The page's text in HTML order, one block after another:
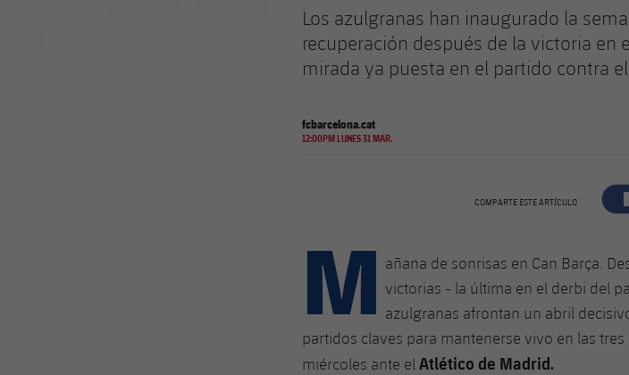
Los azulgranas han inaugurado la
recuperación después de la victoria en
mirada ya puesta en el partido contra
fcbarcelona.cat
12:00PM LUNES 31 MAR.
COMPARTE ESTE ARTÍCULO
M añana de sonrisas en Can Barça.
victorias - la última en el derbi del
azulgranas afrontan un abril
partidos claves para mantenerse vivo en las
miércoles ante elAtlético de Madrid.